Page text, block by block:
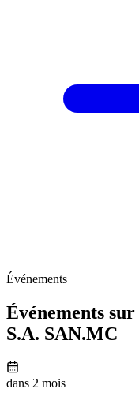
Événements
Événements
S.A. SAN.MC
dans 2 mois